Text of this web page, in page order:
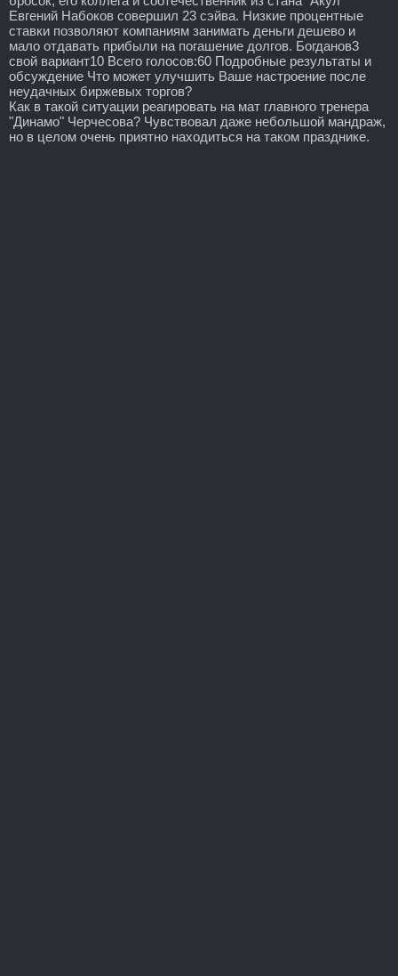
Евгений Набоков совершил 23 сэйва. Низкие процентные
ставки позволяют компаниям занимать деньги дешево и
мало отдавать прибыли на погашение долгов. Богданов3
свой вариант10 Всего голосов:60 Подробные результаты и
обсуждение Что может улучшить Ваше настроение после
неудачных биржевых торгов?
Как в такой ситуации реагировать на мат главного тренера
"Динамо" Черчесова? Чувствовал даже небольшой мандраж,
но в целом очень приятно находиться на таком празднике.